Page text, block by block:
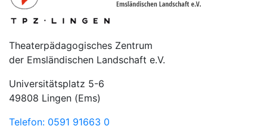
Theaterpädagogisches Zentrum
der Emsländischen Landschaft e.V.
Universitätsplatz 5-6
49808 Lingen (Ems)
Telefon: 0591 91663 0